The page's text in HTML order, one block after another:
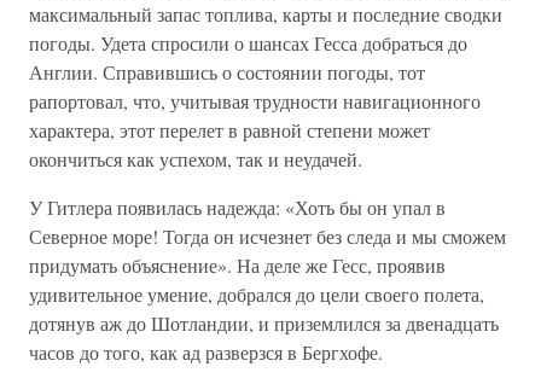
максимальный запас топлива, карты и последние сводки
погоды. Удета спросили о шансах Гесса добраться до
Англии. Справившись о состоянии погоды, тот
рапортовал, что, учитывая трудности навигационного
характера, этот перелет в равной степени может
окончиться как успехом, так и неудачей.
У Гитлера появилась надежда: «Хоть бы он упал в
Северное море! Тогда он исчезнет без следа и мы сможем
придумать объяснение». На деле же Гесс, проявив
удивительное умение, добрался до цели своего полета,
дотянув аж до Шотландии, и приземлился за двенадцать
часов до того, как ад разверзся в Бергхофе.